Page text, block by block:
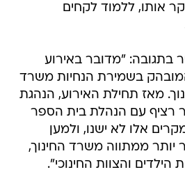
אותו, ללמוד לקחים
בתגובה: "מדובר באירוע
בשמירת הנחיות משרד
מאז תחילת האירוע, הנהגת
רציף עם הנהלת בית הספר
אלו לא ישנו, ולמען
ממתווה משרד החינוך,
הילדים והצוות החינוכי".